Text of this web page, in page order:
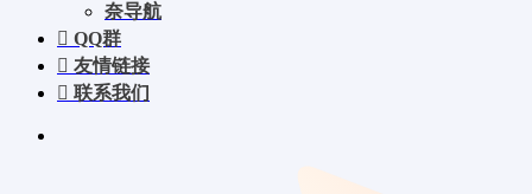
奈导航
QQ群
友情链接
联系我们